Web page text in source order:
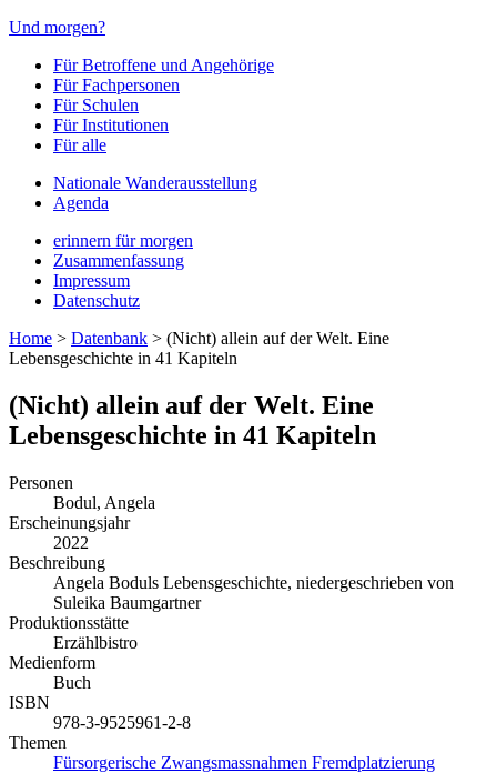
Und morgen?
Für Betroffene und Angehörige
Für Fachpersonen
Für Schulen
Für Institutionen
Für alle
Nationale Wanderausstellung
Agenda
erinnern für morgen
Zusammenfassung
Impressum
Datenschutz
Home > Datenbank > (Nicht) allein auf der Welt. Eine
Lebensgeschichte in 41 Kapiteln
(Nicht) allein auf der Welt. Eine
Lebensgeschichte in 41 Kapiteln
Personen
Bodul, Angela
Erscheinungsjahr
2022
Beschreibung
Angela Boduls Lebensgeschichte, niedergeschrieben von
Suleika Baumgartner
Produktionsstätte
Erzählbistro
Medienform
Buch
ISBN
978-3-9525961-2-8
Themen
Fürsorgerische Zwangsmassnahmen Fremdplatzierung